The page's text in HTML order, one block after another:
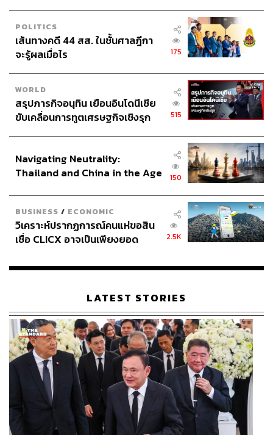
POLITICS
เส้นทางคดี 44 สส. ในชั้นศาลฎีกา
จะรู้ผลเมื่อไร
175
WORLD
สรุปภารกิจอนุทิน เยือนอินโดนีเซีย
ขับเคลื่อนการทูตเศรษฐกิจเชิงรุก
515
Navigating Neutrality:
Thailand and China in the Age
150
BUSINESS / ECONOMIC
วิเคราะห์ปรากฏการณ์คนแห่ขอสิน
เชื่อ CLICX อาจเป็นเพียงยอด
เรือนไทยที่ถูกซุกไว้
2.5K
LATEST STORIES